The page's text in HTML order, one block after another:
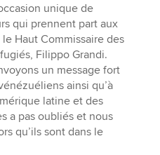
unique de
qui prennent part aux
Haut Commissaire des
Filippo Grandi.
un message fort
ainsi qu’à
latine et des
a pas oubliés et nous
qu’ils sont dans le